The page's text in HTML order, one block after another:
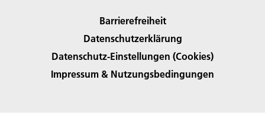
Barrierefreiheit
Datenschutzerklärung
Datenschutz-Einstellungen (Cookies)
Impressum & Nutzungsbedingungen